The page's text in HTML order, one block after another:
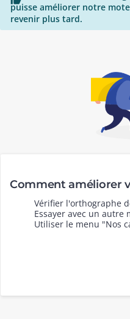
puisse améliorer notre
revenir plus tard.
Comment améliorer
Vérifier l'orthographe
Essayer avec un autre
Utiliser le menu "Nos